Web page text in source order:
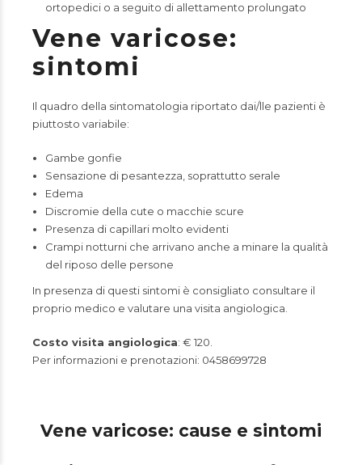
ortopedici o a seguito di allettamento prolungato
Vene varicose:
sintomi
Il quadro della sintomatologia riportato dai/lle pazienti è
piuttosto variabile:
Gambe gonfie
Sensazione di pesantezza, soprattutto serale
Edema
Discromie della cute o macchie scure
Presenza di capillari molto evidenti
Crampi notturni che arrivano anche a minare la qualità
del riposo delle persone
In presenza di questi sintomi è consigliato consultare il
proprio medico e valutare una visita angiologica.
Costo visita angiologica: € 120.
Per informazioni e prenotazioni: 0458699728
Vene varicose: cause e sintomi